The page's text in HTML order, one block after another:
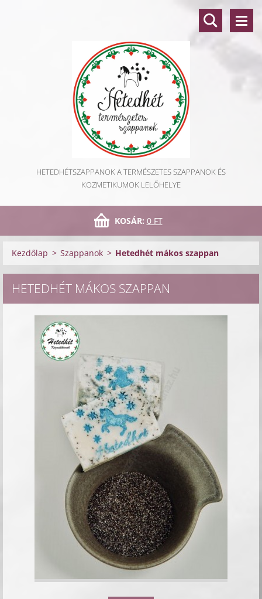
HETEDHÉTSZAPPANOK A TERMÉSZETES SZAPPANOK ÉS
KOZMETIKUMOK LELŐHELYE
KOSÁR: 0 FT
Kezdőlap > Szappanok > Hetedhét mákos szappan
HETEDHÉT MÁKOS SZAPPAN